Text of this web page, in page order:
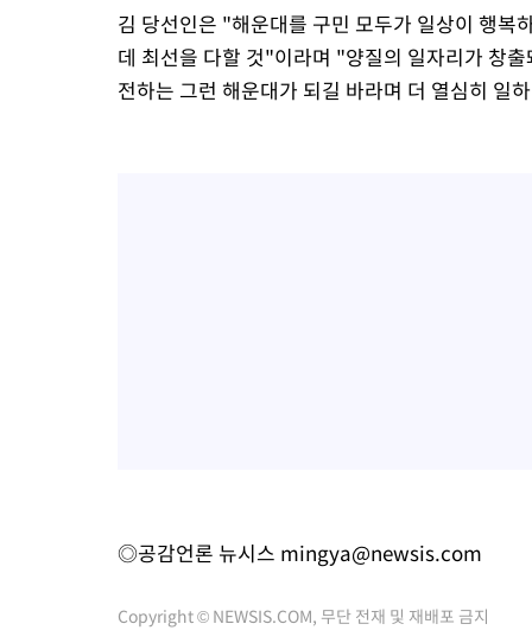
김 당선인은 "해운대를 구민 모두가 일상이 행복
데 최선을 다할 것"이라며 "양질의 일자리가 창
전하는 그런 해운대가 되길 바라며 더 열심히 일
◎공감언론 뉴시스 mingya@newsis.com
Copyright © NEWSIS.COM, 무단 전재 및 재배포 금지